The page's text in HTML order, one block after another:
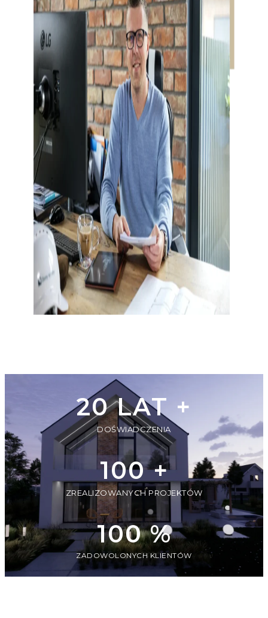
20 LAT +
DOŚWIADCZENIA
100
+
100 +
ZREALIZOWANYCH PROJEKTÓW
100
%
100 %
ZADOWOLONYCH KLIENTÓW